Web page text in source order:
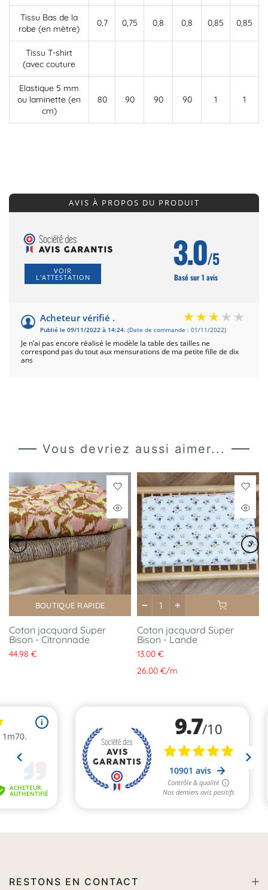
Tissu Bas de la
robe (en mètre)
0,7 0,75 0,8 0,8 0,85 0,85
Tissu T-shirt
(avec couture
Elastique 5 mm
ou laminette (en
cm)
80 90 90 90 1 1
AVIS À PROPOS DU PRODUIT
VOIR
L'ATTESTATION
3.0/5
Basé sur 1 avis
Acheteur vérifié .
Publié le 09/11/2022 à 14:24. (Date de commande : 01/11/2022)
Je n’ai pas encore réalisé le modèle la table des tailles ne
correspond pas du tout aux mensurations de ma petite fille de dix
ans
Vous devriez aussi aimer...
BOUTIQUE RAPIDE
Coton jacquard Super
Bison - Citronnade
44.98 €
Coton jacquard Super
Bison - Lande
13.00 €
26.00 €/m
RESTONS EN CONTACT